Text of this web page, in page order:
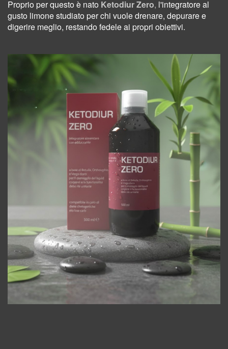
Proprio per questo è nato Ketodiur Zero, l'integratore al
gusto limone studiato per chi vuole drenare, depurare e
digerire meglio, restando fedele ai propri obiettivi.